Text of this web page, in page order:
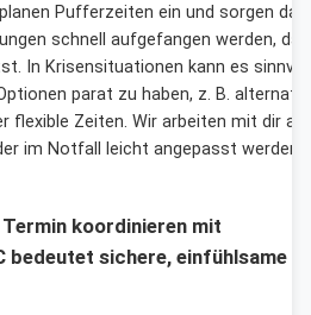
Pufferzeiten ein und sorgen
schnell aufgefangen werden,
In Krisensituationen kann es sinnvoll
parat zu haben, z. B.
flexible Zeiten. Wir arbeiten mit dir an
im Notfall leicht angepasst werden
koordinieren mit
bedeutet sichere, einfühlsame